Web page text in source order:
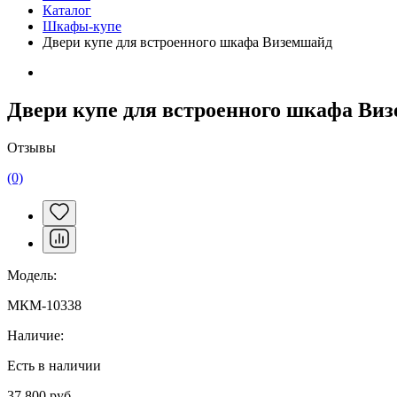
Каталог
Шкафы-купе
Двери купе для встроенного шкафа Виземшайд
Двери купе для встроенного шкафа
Отзывы
(0)
Модель:
МКМ-10338
Наличие:
Есть в наличии